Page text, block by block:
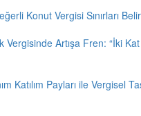
Konut Vergisi Sınırları
Artışa Fren: “İki Kat
Katılım Payları ile Vergisel